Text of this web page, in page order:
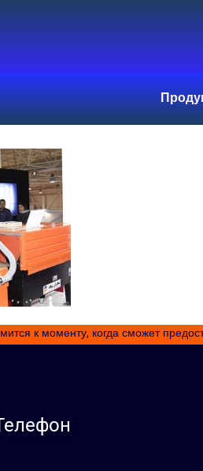
к моменту, когда сможет